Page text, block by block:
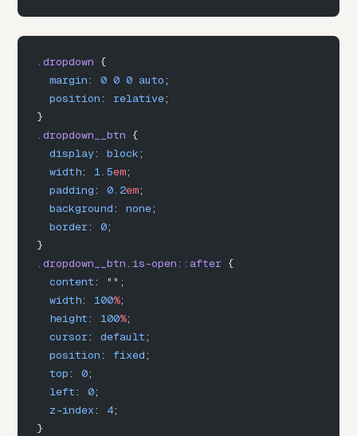
.dropdown {
  margin
: 0 0 0 auto;
  position
: relative;
}
.dropdown__btn {
  display
: block;
  width
: 1.5em;
  padding
: 0.2em;
  background
: none;
  border
: 0;
}
.dropdown__btn.is-open::after {
  content
: "" ;
  width
: 100%;
  height
: 100%;
  cursor
: default;
  position
: fixed;
  top
: 0;
  left
: 0;
  z-index
: 4;
}